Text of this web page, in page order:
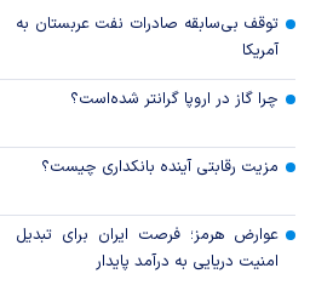
توقف بی‌سابقه صادرات نفت عربستان به
آمریکا
چرا گاز در اروپا گرانتر شده‌است؟
مزیت رقابتی آینده بانکداری چیست؟
عوارض هرمز؛ فرصت ایران برای تبدیل
امنیت دریایی به درآمد پایدار